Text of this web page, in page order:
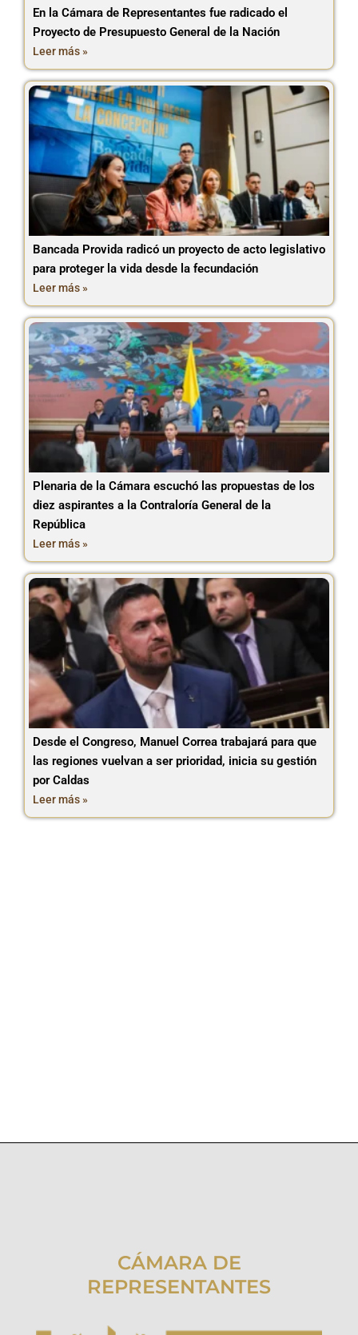
En la Cámara de Representantes fue radicado el
Proyecto de Presupuesto General de la Nación
Leer más »
Bancada Provida radicó un proyecto de acto legislativo
para proteger la vida desde la fecundación
Leer más »
Plenaria de la Cámara escuchó las propuestas de los
diez aspirantes a la Contraloría General de la
República
Leer más »
Desde el Congreso, Manuel Correa trabajará para que
las regiones vuelvan a ser prioridad, inicia su gestión
por Caldas
Leer más »
CÁMARA DE
REPRESENTANTES